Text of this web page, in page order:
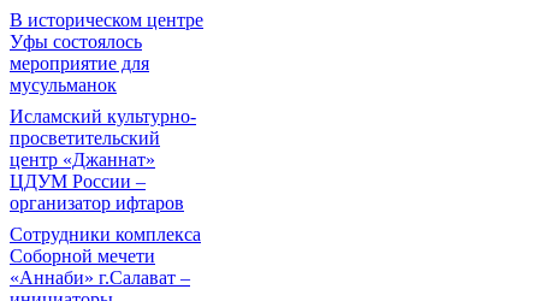
В историческом центре
Уфы состоялось
мероприятие для
мусульманок
Исламский культурно-
просветительский
центр «Джаннат»
ЦДУМ России –
организатор ифтаров
Сотрудники комплекса
Соборной мечети
«Аннаби» г.Салават –